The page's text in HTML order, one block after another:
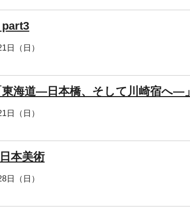
part3
日（日）
海道―日本橋、そして川崎宿へ―」
日（日）
本美術
日（日）